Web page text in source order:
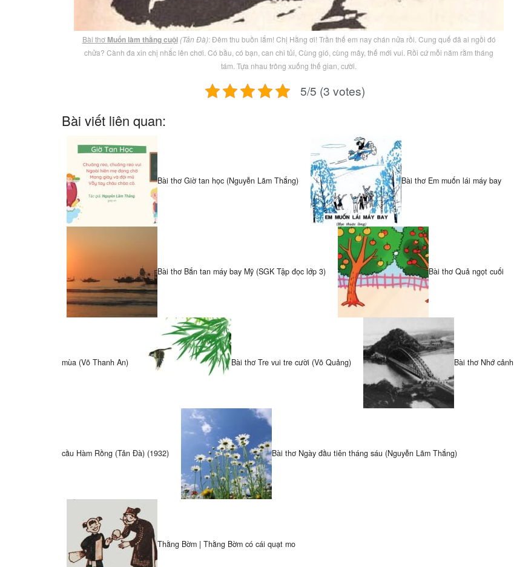
Bài thơ Muốn làm thằng cuội (Tản Đà): Đêm thu buồn lắm! Chị Hằng ơi! Trần thế em nay chán nửa rồi. Cung quế đã ai ngồi đó
chửa? Cành đa xin chị nhắc lên chơi. Có bầu, có bạn, can chi tủi, Cùng gió, cùng mây, thế mới vui. Rồi cứ mỗi năm rằm tháng
tám. Tựa nhau trông xuống thế gian, cười.
5/5 (3 votes)
Bài viết liên quan:
Bài thơ Giờ tan học (Nguyễn Lãm Thắng) Bài thơ Em muốn lái máy bay
Bài thơ Bắn tan máy bay Mỹ (SGK Tập đọc lớp 3) Bài thơ Quả ngọt cuối
mùa (Võ Thanh An) Bài thơ Tre vui tre cười (Võ Quảng) Bài thơ Nhớ cảnh
cầu Hàm Rồng (Tản Đà) (1932) Bài thơ Ngày đầu tiên tháng sáu (Nguyễn Lãm Thắng)
Thằng Bờm | Thằng Bờm có cái quạt mo